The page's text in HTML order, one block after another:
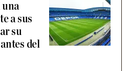
a sus
su
del